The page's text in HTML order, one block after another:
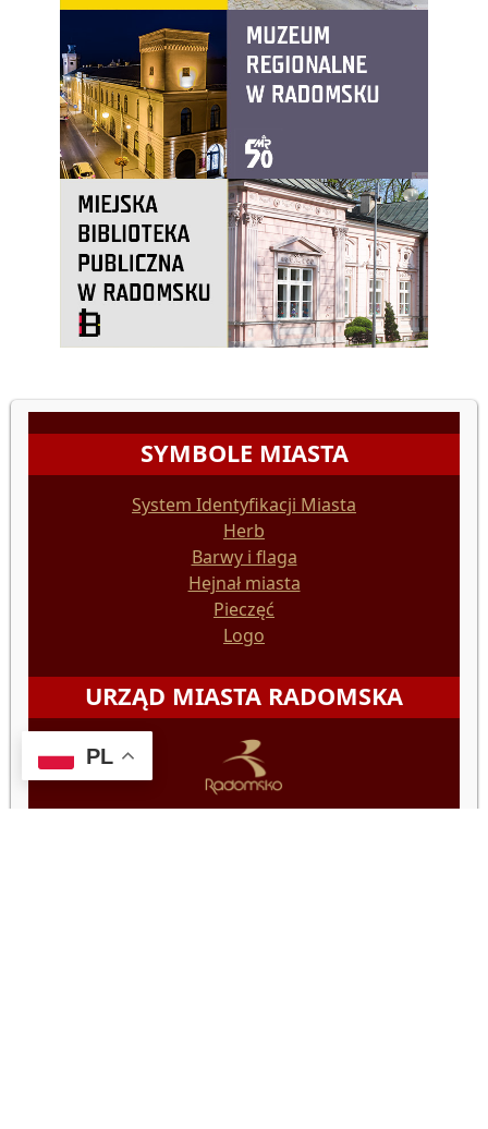
SYMBOLE MIASTA
System Identyfikacji Miasta
Herb
Barwy i flaga
Hejnał miasta
Pieczęć
Logo
URZĄD MIASTA RADOMSKA
PL